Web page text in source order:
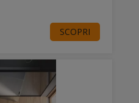
SCOPRI